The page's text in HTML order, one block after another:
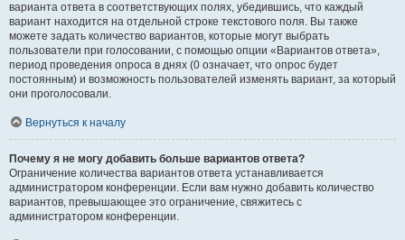
варианта ответа в соответствующих полях, убедившись, что каждый
вариант находится на отдельной строке текстового поля. Вы также
можете задать количество вариантов, которые могут выбрать
пользователи при голосовании, с помощью опции «Вариантов ответа»,
период проведения опроса в днях (0 означает, что опрос будет
постоянным) и возможность пользователей изменять вариант, за который
они проголосовали.
Вернуться к началу
Почему я не могу добавить больше вариантов ответа?
Ограничение количества вариантов ответа устанавливается
администратором конференции. Если вам нужно добавить количество
вариантов, превышающее это ограничение, свяжитесь с
администратором конференции.